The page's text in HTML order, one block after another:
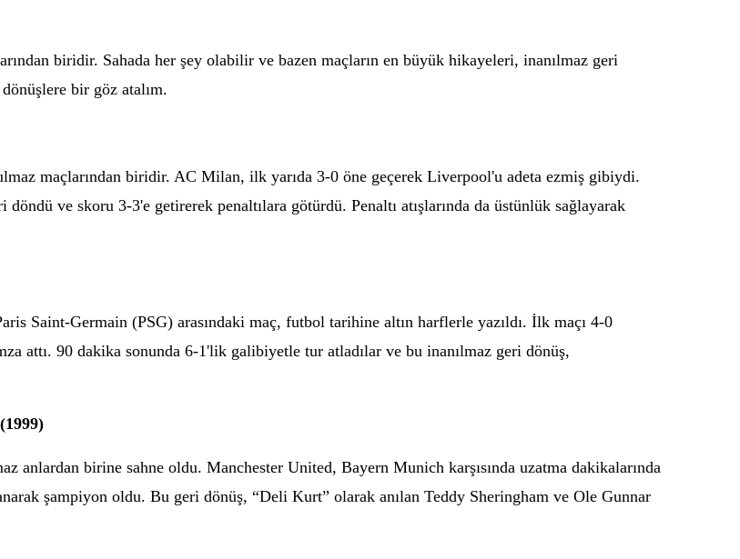
biridir. Sahada her şey olabilir ve bazen maçların en büyük hikayeleri, inanılmaz geri
bir göz atalım.
maçlarından biridir. AC Milan, ilk yarıda 3-0 öne geçerek Liverpool'u adeta ezmiş gibiydi.
ve skoru 3-3'e getirerek penaltılara götürdü. Penaltı atışlarında da üstünlük sağlayarak
Saint-Germain (PSG) arasındaki maç, futbol tarihine altın harflerle yazıldı. İlk maçı 4-0
attı. 90 dakika sonunda 6-1'lik galibiyetle tur atladılar ve bu inanılmaz geri dönüş,
birine sahne oldu. Manchester United, Bayern Munich karşısında uzatma dakikalarında
şampiyon oldu. Bu geri dönüş, “Deli Kurt” olarak anılan Teddy Sheringham ve Ole Gunnar